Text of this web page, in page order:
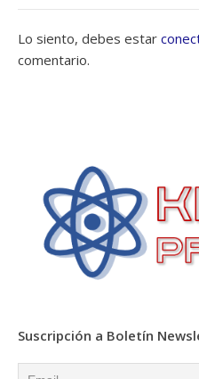
Lo siento, debes estar
comentario.
Suscripción a Boletín